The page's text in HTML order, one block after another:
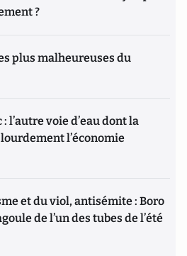
?
plus malheureuses du
l’autre voie d’eau dont la
l’économie
et du viol, antisémite : Boro
de l’un des tubes de l’été